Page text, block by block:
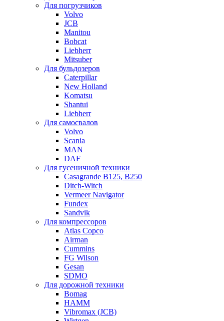
Для погрузчиков
Volvo
JCB
Manitou
Bobcat
Liebherr
Mitsuber
Для бульдозеров
Caterpillar
New Holland
Komatsu
Shantui
Liebherr
Для самосвалов
Volvo
Scania
MAN
DAF
Для гусеничной техники
Casagrande B125, B250
Ditch-Witch
Vermeer Navigator
Fundex
Sandvik
Для компрессоров
Atlas Copco
Airman
Cummins
FG Wilson
Gesan
SDMO
Для дорожной техники
Bomag
HAMM
Vibromax (JCB)